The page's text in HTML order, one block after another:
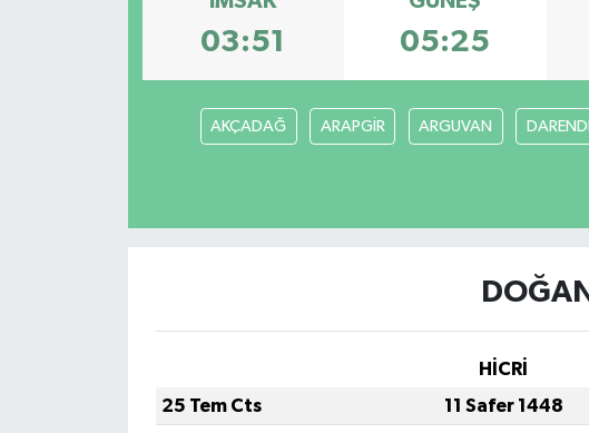
03:51 05:25
AKÇADAĞ ARAPGİR ARGUVAN
HİCRİ
25 Tem Cts
11 Safer 1448